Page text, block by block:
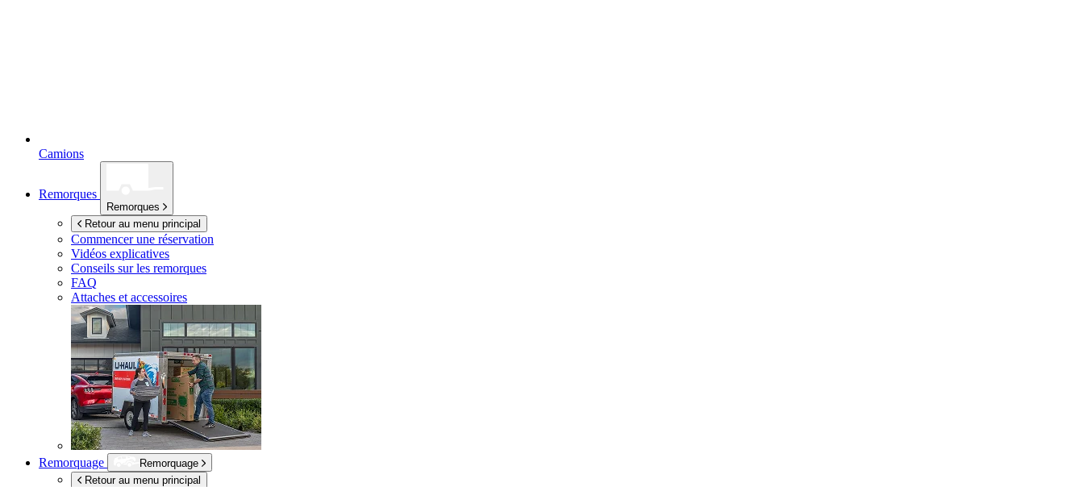
Camions
Remorques
Remorques
Retour au menu principal
Commencer une réservation
Vidéos explicatives
Conseils sur les remorques
FAQ
Attaches et accessoires
Remorquage
Remorquage
Retour au menu principal